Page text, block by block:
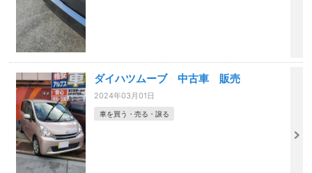
ダイハツムーブ 中古車 販売
2024年03月01日
車を買う・売る・譲る